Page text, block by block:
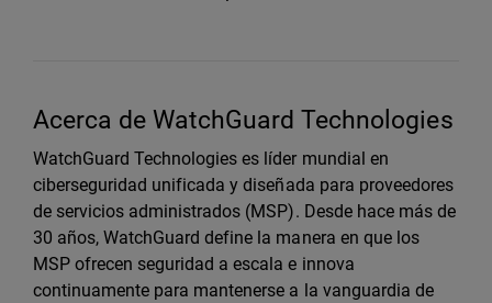
Acerca de WatchGuard Technologies
WatchGuard Technologies es líder mundial en
ciberseguridad unificada y diseñada para proveedores
de servicios administrados (MSP). Desde hace más de
30 años, WatchGuard define la manera en que los
MSP ofrecen seguridad a escala e innova
continuamente para mantenerse a la vanguardia de